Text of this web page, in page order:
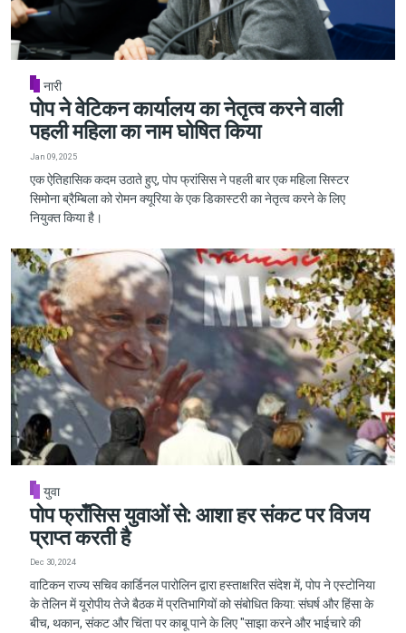
नारी
पोप ने वेटिकन कार्यालय का नेतृत्व करने वाली
पहली महिला का नाम घोषित किया
Jan 09, 2025
एक ऐतिहासिक कदम उठाते हुए, पोप फ्रांसिस ने पहली बार एक महिला सिस्टर
सिमोना ब्रैम्बिला को रोमन क्यूरिया के एक डिकास्टरी का नेतृत्व करने के लिए
नियुक्त किया है।
युवा
पोप फ्राँसिस युवाओं से: आशा हर संकट पर विजय
प्राप्त करती है
Dec 30, 2024
वाटिकन राज्य सचिव कार्डिनल पारोलिन द्वारा हस्ताक्षरित संदेश में, पोप ने एस्टोनिया
के तेलिन में यूरोपीय तेजे बैठक में प्रतिभागियों को संबोधित किया: संघर्ष और हिंसा के
बीच, थकान, संकट और चिंता पर काबू पाने के लिए "साझा करने और भाईचारे की